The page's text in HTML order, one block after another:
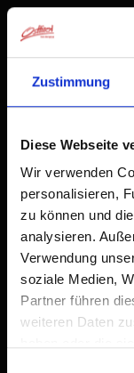
Zustimmung
Diese Webseite
Wir verwenden
personalisieren,
zu können und
analysieren.
Verwendung
soziale Medien,
Partner führen
weiteren Daten